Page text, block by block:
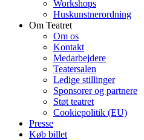
Workshops
Huskunstnerordning
Om Teatret
Om os
Kontakt
Medarbejdere
Teatersalen
Ledige stillinger
Sponsorer og partnere
Støt teatret
Cookiepolitik (EU)
Presse
Køb billet